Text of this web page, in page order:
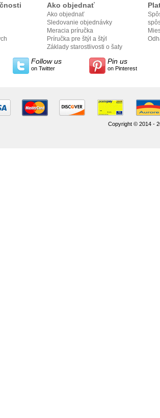
Ako objednať
Ako objednať
Sledovanie objednávky
Meracia príručka
Príručka pre štýl a štýl
Základy starostlivosti o šaty
Follow us
on Twitter
Pin us
on Pinterest
Copyright © 2014 -